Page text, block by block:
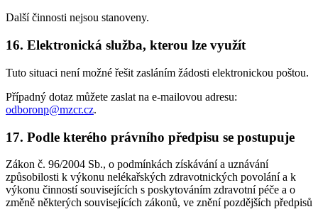
Další činnosti nejsou stanoveny.
16. Elektronická služba, kterou lze využít
Tuto situaci není možné řešit zasláním žádosti elektronickou poštou.
Případný dotaz můžete zaslat na e-mailovou adresu:
odboronp@mzcr.cz.
17. Podle kterého právního předpisu se postupuje
Zákon č. 96/2004 Sb., o podmínkách získávání a uznávání
způsobilosti k výkonu nelékařských zdravotnických povolání a k
výkonu činností souvisejících s poskytováním zdravotní péče a o
změně některých souvisejících zákonů, ve znění pozdějších předpisů